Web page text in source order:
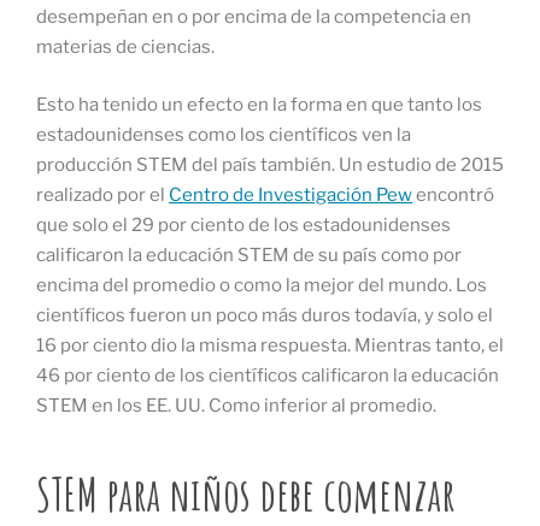
desempeñan en o por encima de la competencia en
materias de ciencias.
Esto ha tenido un efecto en la forma en que tanto los
estadounidenses como los científicos ven la
producción STEM del país también. Un estudio de 2015
realizado por el Centro de Investigación Pewencontró
que solo el 29 por ciento de los estadounidenses
calificaron la educación STEM de su país como por
encima del promedio o como la mejor del mundo. Los
científicos fueron un poco más duros todavía, y solo el
16 por ciento dio la misma respuesta. Mientras tanto, el
46 por ciento de los científicos calificaron la educación
STEM en los EE. UU. Como inferior al promedio.
STEM para niños debe comenzar